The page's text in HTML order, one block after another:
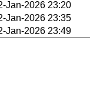
Jan-2026 23:20
Jan-2026 23:35
Jan-2026 23:49